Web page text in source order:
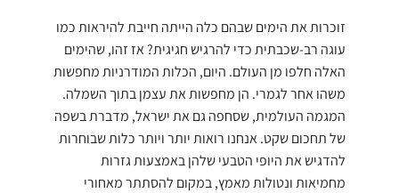
זוכרות את הימים שבהם כלה הייתה חייבת להיראות כמו
עוגה רב-שכבתית כדי להרגיש חגיגית? אז זהו, שהימים
האלה חלפו מן העולם. היום, הכלות המודרניות מחפשות
משהו אחר לגמרי. הן מחפשות את עצמן בתוך השמלה.
המגמה העולמית, שסחפה גם את ישראל, מדברת בשפה
של תחכום שקט. אנחנו רואות יותר ויותר כלות שבוחרות
להדגיש את היופי הטבעי שלהן באמצעות גזרות
מחמיאות ונטולות מאמץ, במקום להסתתר מאחורי